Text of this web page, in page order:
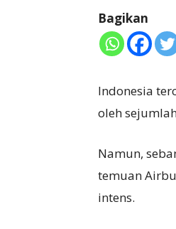
Bagikan
Indonesia
oleh
Namun,
temuan
intens.